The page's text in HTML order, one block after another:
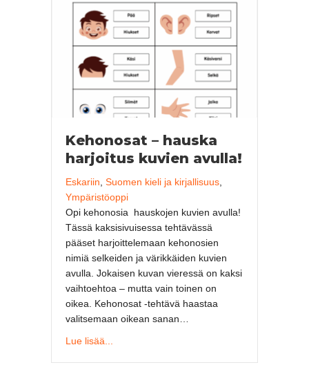
Kehonosat – hauska
harjoitus kuvien avulla!
Eskariin, Suomen kieli ja kirjallisuus,
Ympäristöoppi
Opi kehonosia hauskojen kuvien avulla!
Tässä kaksisivuisessa tehtävässä
pääset harjoittelemaan kehonosien
nimiä selkeiden ja värikkäiden kuvien
avulla. Jokaisen kuvan vieressä on kaksi
vaihtoehtoa – mutta vain toinen on
oikea. Kehonosat -tehtävä haastaa
valitsemaan oikean sanan…
Lue lisää...